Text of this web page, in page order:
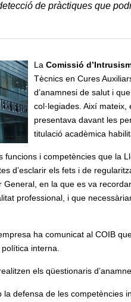
de pràctiques que
La Comissió
Tècnics en Cures
d’anamnesi de salut i
col·legiades. Així
presentava davant les
titulació acadèmica
funcions i competències que la
d’esclarir els fets i de
en la que es va
professional, i que
ha comunicat al COIB
política interna.
els qüestionaris
defensa de les competències